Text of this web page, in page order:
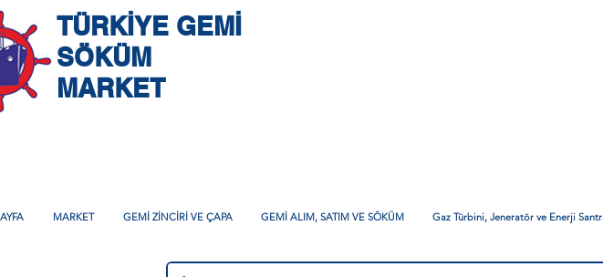
TÜRKİYE GEMİ
SÖKÜM
MARKET
MARKET GEMİ ZİNCİRİ VE ÇAPA GEMİ ALIM, SATIM VE SÖKÜM Gaz Türbini, Jeneratör ve Enerji